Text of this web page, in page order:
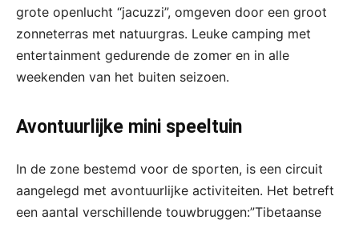
grote openlucht “jacuzzi”, omgeven door een groot
zonneterras met natuurgras. Leuke camping met
entertainment gedurende de zomer en in alle
weekenden van het buiten seizoen.
Avontuurlijke mini speeltuin
In de zone bestemd voor de sporten, is een circuit
aangelegd met avontuurlijke activiteiten. Het betreft
een aantal verschillende touwbruggen:”Tibetaanse